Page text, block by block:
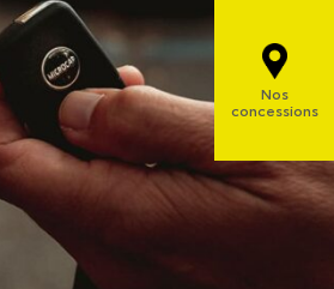
Nos
concessions